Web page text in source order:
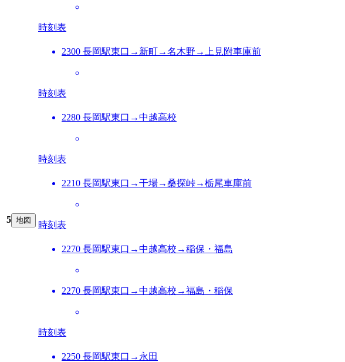
時刻表
5 地図
2300 長岡駅東口→新町→名木野→上見附車庫前
時刻表
2280 長岡駅東口→中越高校
時刻表
2210 長岡駅東口→干場→桑探峠→栃尾車庫前
時刻表
2270 長岡駅東口→中越高校→稲保・福島
2270 長岡駅東口→中越高校→福島・稲保
時刻表
2250 長岡駅東口→永田